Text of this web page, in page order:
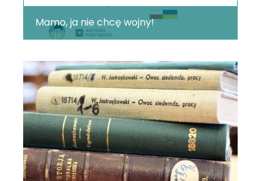
Mamo, ja nie chcę wojny!